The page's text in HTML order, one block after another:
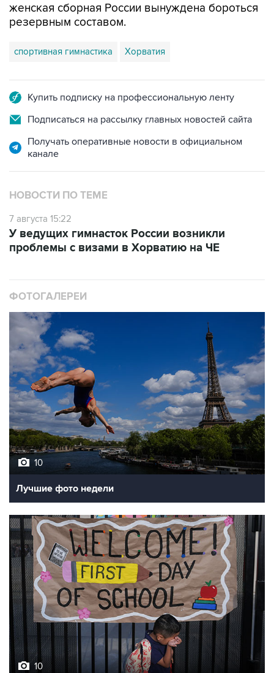
женская сборная России вынуждена бороться
резервным составом.
спортивная гимнастика Хорватия
Купить подписку на профессиональную ленту
Подписаться на рассылку главных новостей сайта
Получать оперативные новости в официальном
канале
НОВОСТИ ПО ТЕМЕ
7 августа 15:22
У ведущих гимнасток России возникли
проблемы с визами в Хорватию на ЧЕ
ФОТОГАЛЕРЕИ
10
Лучшие фото недели
10